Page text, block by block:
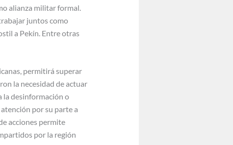
alianza militar formal.
juntos como
a Pekín. Entre otras
permitirá superar
la necesidad de actuar
la desinformación o
por su parte a
acciones permite
por la región